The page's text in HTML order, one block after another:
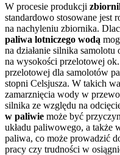
W procesie produkcji
standardowo stosowane jest
na nachyleniu zbiornika.
paliwa lotniczego wodą
na działanie silnika
na wysokości przelotowej
przelotowej dla samolotów
stopni Celsjusza. W takich
zamarznięcia wody w
silnika ze względu na
w paliwie może być
układu paliwowego, a także
paliwa, co może prowadzić
pracy czy trudności w